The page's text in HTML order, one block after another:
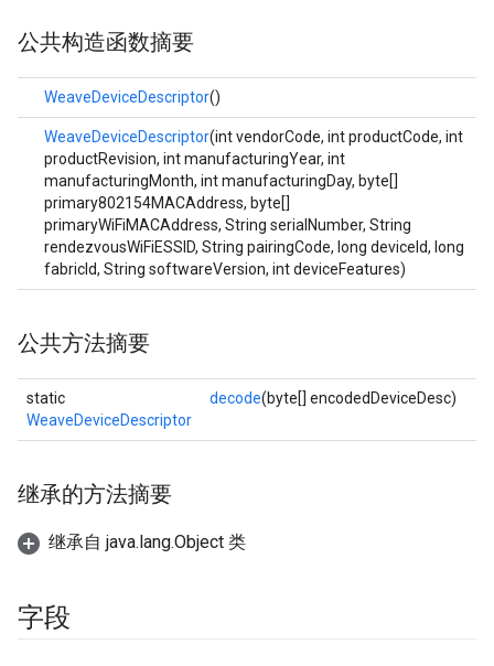
公共构造函数摘要
WeaveDeviceDescriptor()
WeaveDeviceDescriptor(int vendorCode, int productCode, int
productRevision, int manufacturingYear, int
manufacturingMonth, int manufacturingDay, byte[]
primary802154MACAddress, byte[]
primaryWiFiMACAddress, String serialNumber, String
rendezvousWiFiESSID, String pairingCode, long deviceId, long
fabricId, String softwareVersion, int deviceFeatures)
公共方法摘要
static
WeaveDeviceDescriptor
decode(byte[] encodedDeviceDesc)
继承的方法摘要
继承自 java.lang.Object 类
字段